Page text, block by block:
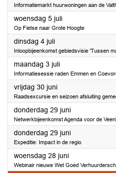
Informatiemarkt huurwoningen aan de
woensdag 5 juli2023
Op Fietse naar Grote Hoogte
dinsdag 4 juli2023
Inloopbijeenkomst gebiedsvisie 'Tussen
maandag 3 juli2023
Informatiesessie raden Emmen en
vrijdag 30 juni2023
Raadsexcursie en seizoen afsluiting
donderdag 29 juni2023
Netwerkbijeenkomst Agenda voor de
donderdag 29 juni2023
Expeditie: Impact in de regio
woensdag 28 juni2023
Webinair nieuwe Wet Goed